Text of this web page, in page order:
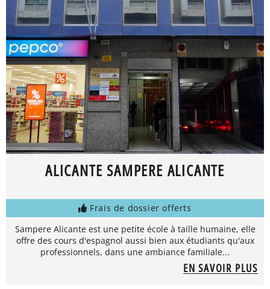
ALICANTE SAMPERE ALICANTE
Frais de dossier offerts
Sampere Alicante est une petite école à taille humaine, elle
offre des cours d'espagnol aussi bien aux étudiants qu'aux
professionnels, dans une ambiance familiale...
EN SAVOIR PLUS